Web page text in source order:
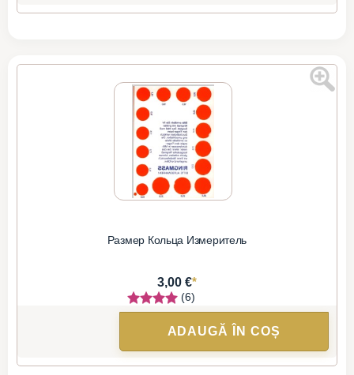
Размер Кольца Измеритель
3,00 €*
(6)
ADAUGĂ ÎN COȘ